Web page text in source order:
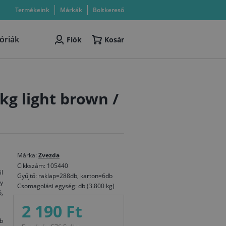
Termékeink Márkák Boltkereső
Fiók Kosár
light brown /
Márka: Zvezda
Cikkszám: 105440
Gyűjtő: raklap=288db, karton=6db
Csomagolási egység: db (3.800 kg)
2 190 Ft